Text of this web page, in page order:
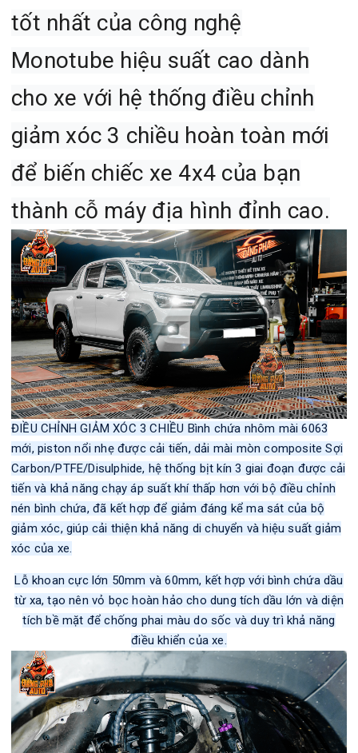
tốt nhất của công nghệ
Monotube hiệu suất cao dành
cho xe với hệ thống điều chỉnh
giảm xóc 3 chiều hoàn toàn mới
để biến chiếc xe 4x4 của bạn
thành cỗ máy địa hình đỉnh cao.
ĐIỀU CHỈNH GIẢM XÓC 3 CHIỀU Bình chứa nhôm mài 6063
mới, piston nổi nhẹ được cải tiến, dải mài mòn composite Sợi
Carbon/PTFE/Disulphide, hệ thống bịt kín 3 giai đoạn được cải
tiến và khả năng chạy áp suất khí thấp hơn với bộ điều chỉnh
nén bình chứa, đã kết hợp để giảm đáng kể ma sát của bộ
giảm xóc, giúp cải thiện khả năng di chuyển và hiệu suất giảm
xóc của xe.
Lỗ khoan cực lớn 50mm và 60mm, kết hợp với bình chứa dầu
từ xa, tạo nên vỏ bọc hoàn hảo cho dung tích dầu lớn và diện
tích bề mặt để chống phai màu do sốc và duy trì khả năng
điều khiển của xe.